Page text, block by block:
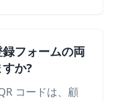
フォームの両
か?
コードは、顧